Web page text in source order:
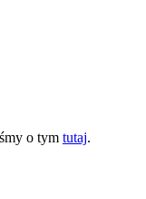
o tym tutaj.